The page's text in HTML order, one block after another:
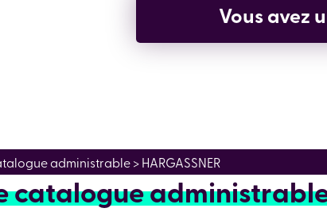
Vous avez
administrable > HARGASSNER
catalogue administrable